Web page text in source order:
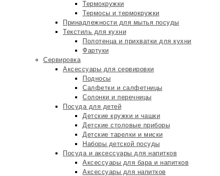
Термокружки
Термосы и термокружки
Принадлежности для мытья посуды
Текстиль для кухни
Полотенца и прихватки для кухни
Фартуки
Сервировка
Аксессуары для сервировки
Подносы
Салфетки и салфетницы
Солонки и перечницы
Посуда для детей
Детские кружки и чашки
Детские столовые приборы
Детские тарелки и миски
Наборы детской посуды
Посуда и аксессуары для напитков
Аксессуары для бара и напитков
Аксессуары для напитков